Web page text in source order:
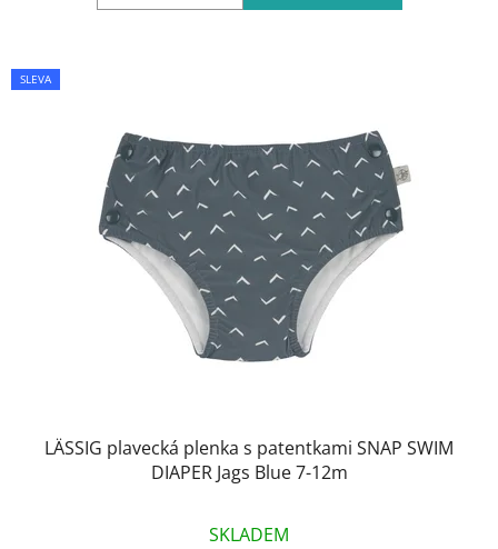
SLEVA
LÄSSIG plavecká plenka s patentkami SNAP SWIM
DIAPER Jags Blue 7-12m
SKLADEM